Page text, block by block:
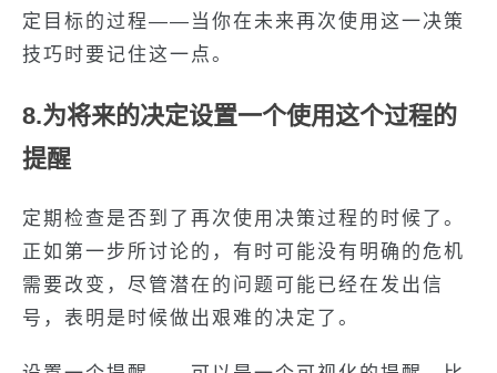
定目标的过程——当你在未来再次使用这一决策
技巧时要记住这一点。
8.为将来的决定设置一个使用这个过程的
提醒
定期检查是否到了再次使用决策过程的时候了。
正如第一步所讨论的，有时可能没有明确的危机
需要改变，尽管潜在的问题可能已经在发出信
号，表明是时候做出艰难的决定了。